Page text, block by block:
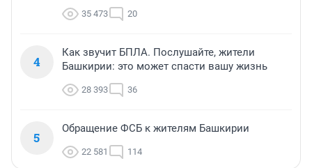
35 473 20
4
Как звучит БПЛА. Послушайте, жители
Башкирии: это может спасти вашу жизнь
28 393 36
5
Обращение ФСБ к жителям Башкирии
22 581 114